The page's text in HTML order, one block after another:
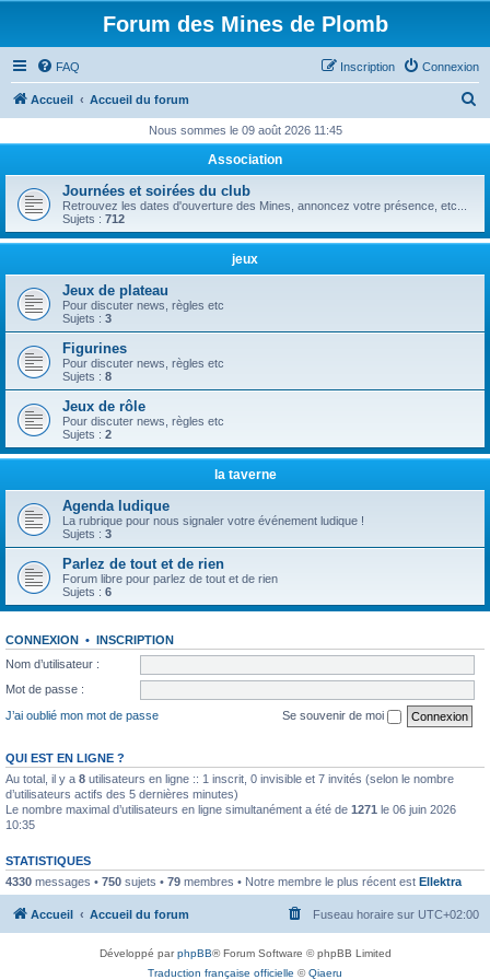
Forum des Mines de Plomb
FAQ Connexion
Inscription
Accueil Accueil du forum
h
r
r
Nous sommes le 09 août 2026 11:45
Association
Journées et soirées du club
Retrouvez les dates d'ouverture des Mines, annoncez votre présence, etc...
Sujets : 712
jeux
Jeux de plateau
Pour discuter news, règles etc
Sujets : 3
Figurines
Pour discuter news, règles etc
Sujets : 8
Jeux de rôle
Pour discuter news, règles etc
Sujets : 2
la taverne
Agenda ludique
La rubrique pour nous signaler votre événement ludique !
Sujets : 3
Parlez de tout et de rien
Forum libre pour parlez de tout et de rien
Sujets : 6
CONNEXION • INSCRIPTION
Nom d’utilisateur :
Mot de passe :
J’ai oublié mon mot de passe
Se souvenir de moi
QUI EST EN LIGNE ?
Au total, il y a 8 utilisateurs en ligne :: 1 inscrit, 0 invisible et 7 invités (selon le nombre
d’utilisateurs actifs des 5 dernières minutes)
Le nombre maximal d’utilisateurs en ligne simultanément a été de 1271 le 06 juin 2026
10:35
STATISTIQUES
4330 messages • 750 sujets • 79 membres • Notre membre le plus récent est Ellektra
Accueil Accueil du forum Fuseau horaire sur UTC+02:00
Développé parphpBB® Forum Software © phpBB Limited
Traduction française officielle ©Qiaeru